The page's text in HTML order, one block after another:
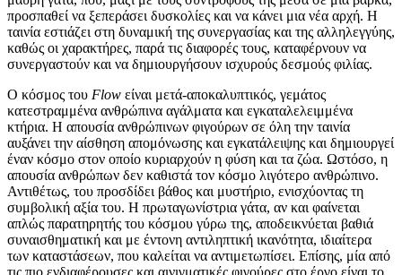
προσπαθεί να ξεπεράσει δυσκολίες και να κάνει μια νέα αρχή. Η
ταινία εστιάζει στη δυναμική της συνεργασίας και της αλληλεγγύης,
καθώς οι χαρακτήρες, παρά τις διαφορές τους, καταφέρνουν να
συνεργαστούν και να δημιουργήσουν ισχυρούς δεσμούς φιλίας.
Ο κόσμος του Flow είναι μετά-αποκαλυπτικός, γεμάτος
κατεστραμμένα ανθρώπινα αγάλματα και εγκαταλελειμμένα
κτήρια. Η απουσία ανθρώπινων φιγούρων σε όλη την ταινία
αυξάνει την αίσθηση απομόνωσης και εγκατάλειψης και δημιουργεί
έναν κόσμο στον οποίο κυριαρχούν η φύση και τα ζώα. Ωστόσο, η
απουσία ανθρώπων δεν καθιστά τον κόσμο λιγότερο ανθρώπινο.
Αντιθέτως, του προσδίδει βάθος και μυστήριο, ενισχύοντας τη
συμβολική αξία του. Η πρωταγωνίστρια γάτα, αν και φαίνεται
απλώς παρατηρητής του κόσμου γύρω της, αποδεικνύεται βαθιά
συναισθηματική και με έντονη αντιληπτική ικανότητα, ιδιαίτερα
των καταστάσεων, που καλείται να αντιμετωπίσει. Επίσης, μία από
τις πιο ενδιαφέρουσες και αινιγματικές φιγούρες στο έργο είναι το